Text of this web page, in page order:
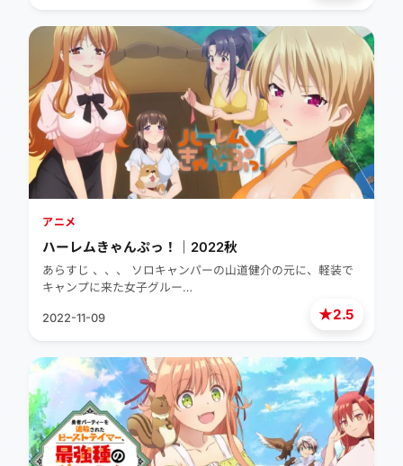
★2.5
アニメ
ハーレムきゃんぷっ！｜2022秋
あらすじ 、、、 ソロキャンパーの山道健介の元に、軽装で
キャンプに来た女子グルー…
2022-11-09